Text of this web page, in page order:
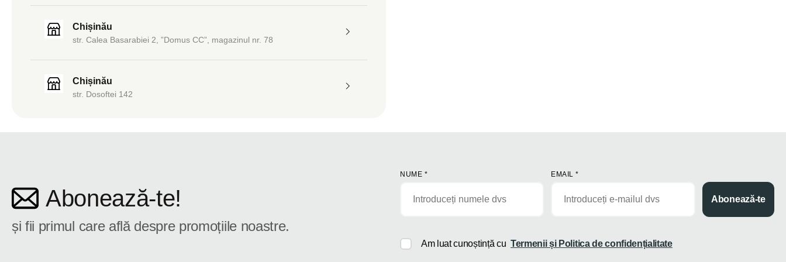
Chișinău
str. Calea Basarabiei 2, ”Domus CC”, magazinul nr. 78
Chișinău
str. Dosoftei 142
Abonează-te!
și fii primul care află despre promoțiile noastre.
NUME * EMAIL*
Abonează-te
Am luat cunoștință cu Termenii și Politica de confidențialitate